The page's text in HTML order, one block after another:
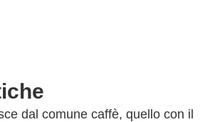
dal comune caffè, quello con il